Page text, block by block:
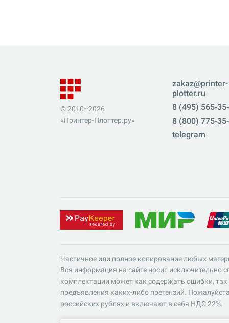
© 2010–2026
«Принтер-Плоттер.ру»
zakaz@printer-
plotter.ru
8 (495) 565-
8 (800) 775-
telegram
Частичное или полное копирование любых
Вся информация на сайте носит исключительно
комплектации может как содержать ошибки,
предъявления каких-либо претензий.
российских рублях и включают в себя НДС 22%.